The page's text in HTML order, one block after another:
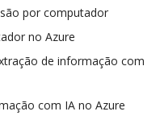
por computador
no Azure
de informação com
com IA no Azure